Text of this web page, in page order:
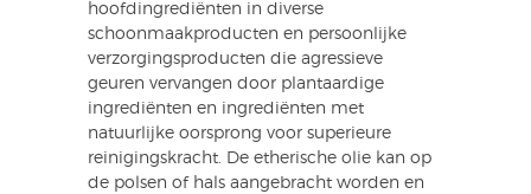
hoofdingrediënten in diverse
schoonmaakproducten en persoonlijke
verzorgingsproducten die agressieve
geuren vervangen door plantaardige
ingrediënten en ingrediënten met
natuurlijke oorsprong voor superieure
reinigingskracht. De etherische olie kan op
de polsen of hals aangebracht worden en